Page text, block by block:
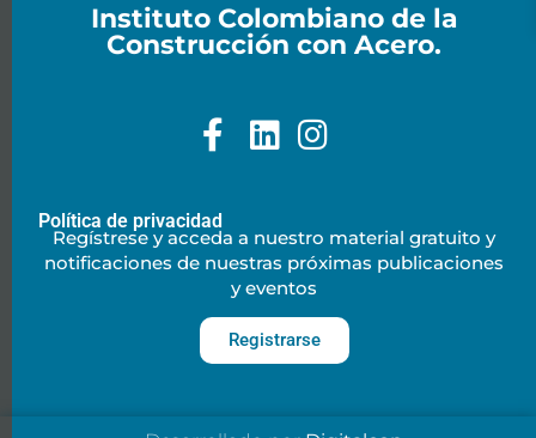
Instituto Colombiano de la
Construcción con Acero.
Política de privacidad
Regístrese y acceda a nuestro material gratuito y
notificaciones de nuestras próximas publicaciones
y eventos
Registrarse